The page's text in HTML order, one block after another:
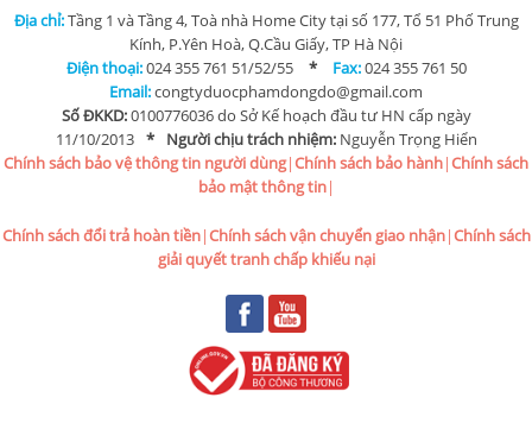
Địa chỉ:Tầng 1 và Tầng 4, Toà nhà Home City tại số 177, Tổ 51 Phố Trung
Kính, P.Yên Hoà, Q.Cầu Giấy, TP Hà Nội
Điện thoại:024 355 761 51/52/55 * Fax:024 355 761 50
Email:congtyduocphamdongdo@gmail.com
Số ĐKKD:0100776036 do Sở Kế hoạch đầu tư HN cấp ngày
11/10/2013 * Người chịu trách nhiệm: Nguyễn Trọng Hiển
Chính sách bảo vệ thông tin người dùng|Chính sách bảo hành|Chính sách
bảo mật thông tin|
Chính sách đổi trả hoàn tiền|Chính sách vận chuyển giao nhận|Chính sách
giải quyết tranh chấp khiếu nại